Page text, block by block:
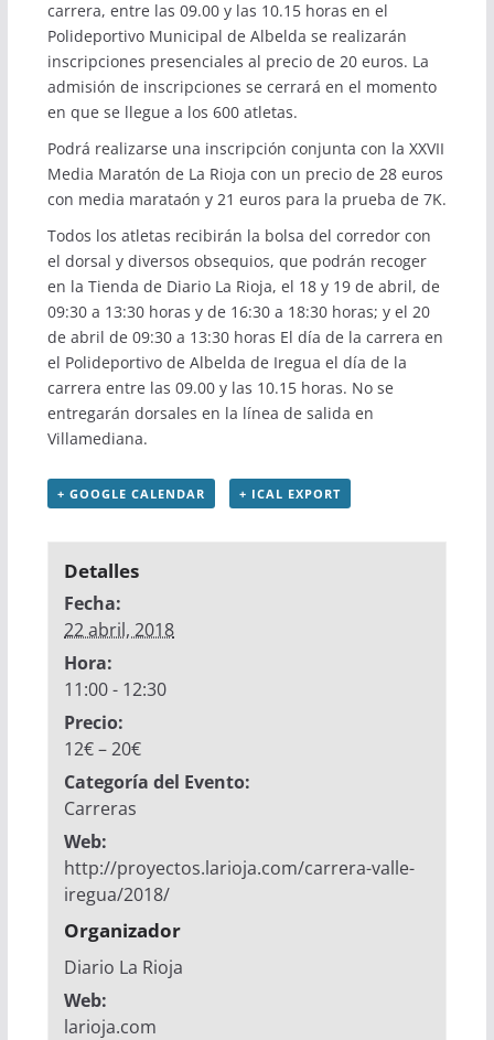
carrera, entre las 09.00 y las 10.15 horas en el
Polideportivo Municipal de Albelda se realizarán
inscripciones presenciales al precio de 20 euros. La
admisión de inscripciones se cerrará en el momento
en que se llegue a los 600 atletas.
Podrá realizarse una inscripción conjunta con la XXVII
Media Maratón de La Rioja con un precio de 28 euros
con media marataón y 21 euros para la prueba de 7K.
Todos los atletas recibirán la bolsa del corredor con
el dorsal y diversos obsequios, que podrán recoger
en la Tienda de Diario La Rioja, el 18 y 19 de abril, de
09:30 a 13:30 horas y de 16:30 a 18:30 horas; y el 20
de abril de 09:30 a 13:30 horas El día de la carrera en
el Polideportivo de Albelda de Iregua el día de la
carrera entre las 09.00 y las 10.15 horas. No se
entregarán dorsales en la línea de salida en
Villamediana.
+ GOOGLE CALENDAR + ICAL EXPORT
Detalles
Fecha:
22 abril, 2018
Hora:
11:00 - 12:30
Precio:
12€ – 20€
Categoría del Evento:
Carreras
Web:
http://proyectos.larioja.com/carrera-valle-
iregua/2018/
Organizador
Diario La Rioja
Web:
larioja.com